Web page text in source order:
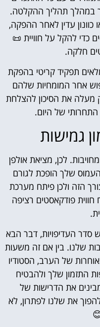
במהלך תהליך ההקלטה.
כוונון עדין לאחר ההפקה,
כדי להקל על חוויית 📜
חלקה.
תפקיד קריטי בהפקת
אחר המומחיות שלהם
את הסיכון להצלחת
של היום.
גמישות
לכן, מציאת אולפן
שלך הופכת לגורם
הזה ולכן פיתח מערכת
חווית פודקאסטים רציפה
סדר העדיפויות, דבר הבא
שלנו. בין אם זה משעות
של הערב, הסטודיו
התזמון שלך ולהבטיח
את הדרישות של
את שלנו לפתרון, לא